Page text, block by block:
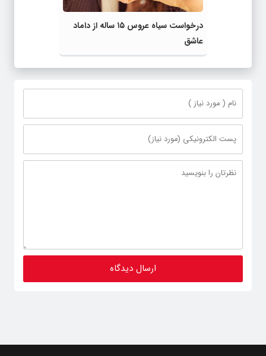
درخواست سیاه عروس ۱۵ ساله از داماد
عاشق